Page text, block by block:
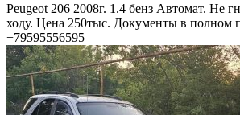
Peugeot 206 2008г. 1.4 бенз Автомат. Не
ходу. Цена 250тыс. Документы в полном
+79595556595